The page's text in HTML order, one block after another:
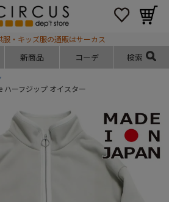
服・キッズ服の通販はサーカス
新商品 コーデ 検索
ーフジップ オイスター